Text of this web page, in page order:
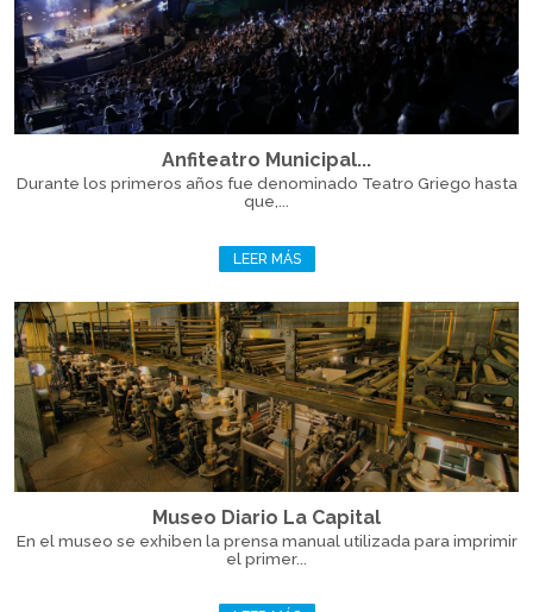
Anfiteatro Municipal...
Durante los primeros años fue denominado Teatro Griego hasta
que,...
LEER MÁS
Museo Diario La Capital
En el museo se exhiben la prensa manual utilizada para imprimir
el primer...